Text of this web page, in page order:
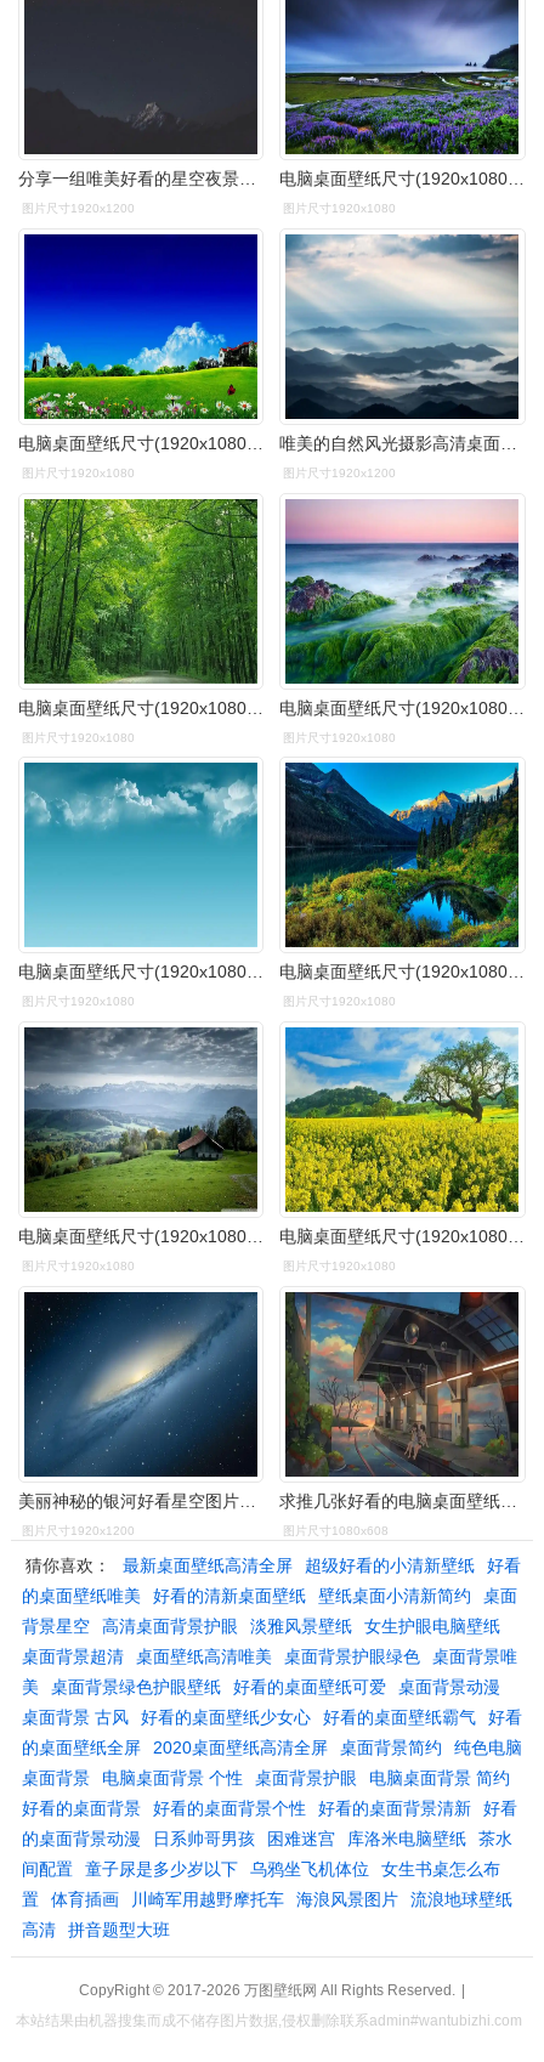
分享一组唯美好看的星空夜景图片壁纸给大家,想要更多高清桌面壁纸
图片尺寸1920x1200
电脑桌面壁纸尺寸(1920x1080)适合任何电脑尺码,全是以绿色图片为背景
图片尺寸1920x1080
图片尺寸1920x1080 图片尺寸1920x1200
图片尺寸1920x1080 图片尺寸1920x1080
电脑桌面壁纸尺寸(1920x1080)适合任何电脑尺码,全是以绿色图片为背景
图片尺寸1920x1080
电脑桌面壁纸尺寸(1920x1080)适合任何电脑尺码,全是以绿色图片为背景
图片尺寸1920x1080
图片尺寸1920x1080 图片尺寸1920x1080
图片尺寸1920x1200 图片尺寸1080x608
猜你喜欢： 最新桌面壁纸高清全屏 超级好看的小清新壁纸
好看
的桌面壁纸唯美
好看的清新桌面壁纸 壁纸桌面小清新简约
桌面
背景星空
高清桌面背景护眼 淡雅风景壁纸
女生护眼电脑壁纸
桌面背景超清
桌面壁纸高清唯美 桌面背景护眼绿色
桌面背景唯
美
桌面背景绿色护眼壁纸 好看的桌面壁纸可爱
桌面背景动漫
桌面背景 古风
好看的桌面壁纸少女心 好看的桌面壁纸霸气
好看
的桌面壁纸全屏
2020桌面壁纸高清全屏 桌面背景简约
纯色电脑
桌面背景
电脑桌面背景 个性 桌面背景护眼
电脑桌面背景 简约
好看的桌面背景
好看的桌面背景个性 好看的桌面背景清新
好看
的桌面背景动漫
日系帅哥男孩 困难迷宫 库洛米电脑壁纸
茶水
间配置
童子尿是多少岁以下 乌鸦坐飞机体位
女生书桌怎么布
置
体育插画 川崎军用越野摩托车 海浪风景图片
流浪地球壁纸
高清
拼音题型大班
CopyRight © 2017-2026 万图壁纸网 All Rights Reserved.
|
本站结果由机器搜集而成不储存图片数据,侵权删除联系admin#wantubizhi.com